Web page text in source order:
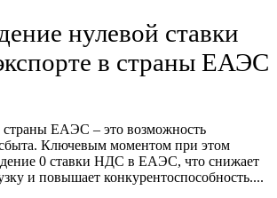
нулевой ставки
в страны ЕАЭС
страны ЕАЭС – это возможность
Ключевым моментом при этом
0 ставки НДС в ЕАЭС, что снижает
и повышает конкурентоспособность....